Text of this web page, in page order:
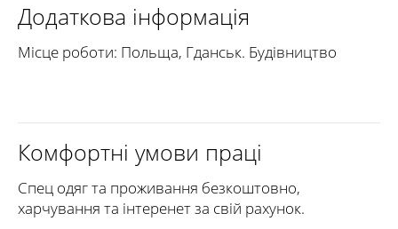
Додаткова інформація
Місце роботи: Польща, Гданськ. Будівництво
Комфортні умови праці
Спец одяг та проживання безкоштовно,
харчування та інтеренет за свій рахунок.